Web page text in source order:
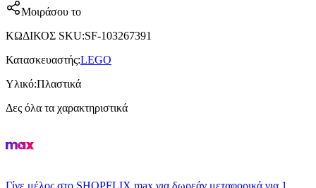
Μοιράσου το
ΚΩΔΙΚΟΣ SKU:SF-103267391
Κατασκευαστής:LEGO
Υλικό:Πλαστικά
Δες όλα τα χαρακτηριστικά
Γίνε μέλος στο SHOPFLIX max για δωρεάν μεταφορικά για 1